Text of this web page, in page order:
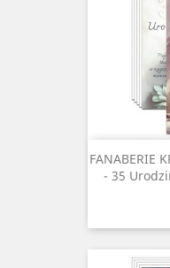
FANABERIE
- 35